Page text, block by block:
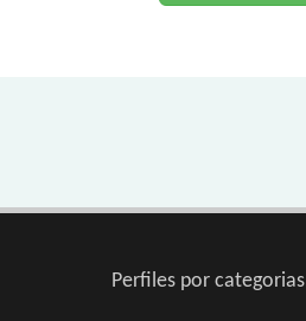
Perfiles por categorias